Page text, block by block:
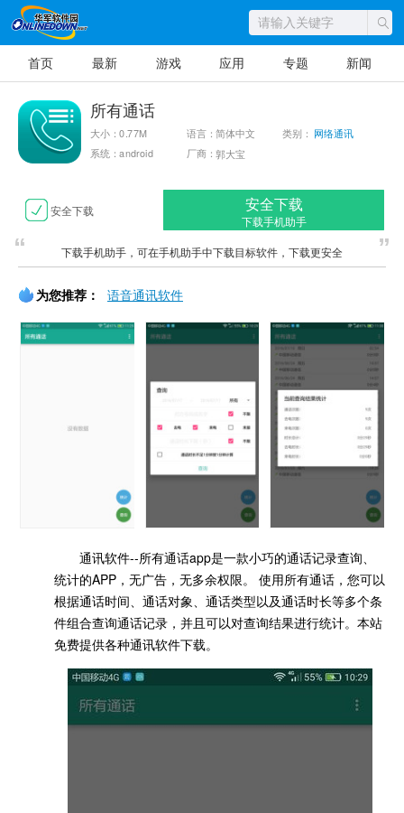
首页 最新 游戏 应用 专题 新闻
所有通话
大小：0.77M 语言：简体中文 类别： 网络通讯
系统：android
厂商： 郭大宝
安全下载 安全下载
下载手机助手
下载手机助手，可在手机助手中下载目标软件，下载更安全
为您推荐： 语音通讯软件
通讯软件--所有通话app是一款小巧的通话记录查询、
统计的APP，无广告，无多余权限。 使用所有通话，您可以
根据通话时间、通话对象、通话类型以及通话时长等多个条
件组合查询通话记录，并且可以对查询结果进行统计。本站
免费提供各种通讯软件下载。